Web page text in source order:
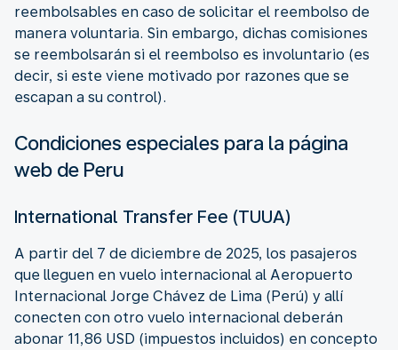
reembolsables en caso de solicitar el reembolso de
manera voluntaria. Sin embargo, dichas comisiones
se reembolsarán si el reembolso es involuntario (es
decir, si este viene motivado por razones que se
escapan a su control).
Condiciones especiales para la página
web de Peru
International Transfer Fee (TUUA)
A partir del 7 de diciembre de 2025, los pasajeros
que lleguen en vuelo internacional al Aeropuerto
Internacional Jorge Chávez de Lima (Perú) y allí
conecten con otro vuelo internacional deberán
abonar 11,86 USD (impuestos incluidos) en concepto